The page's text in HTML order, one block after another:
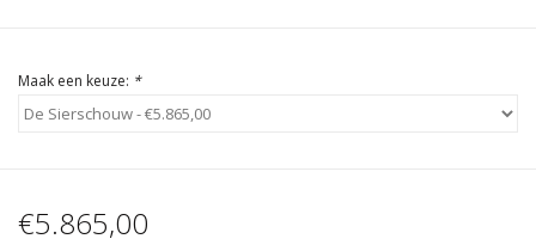
Maak een keuze: *
€5.865,00